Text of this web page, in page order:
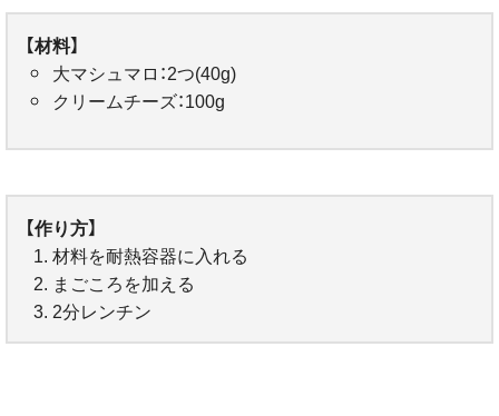
【材料】
大マシュマロ：2つ(40g)
クリームチーズ：100g
【作り方】
材料を耐熱容器に入れる
まごころを加える
2分レンチン